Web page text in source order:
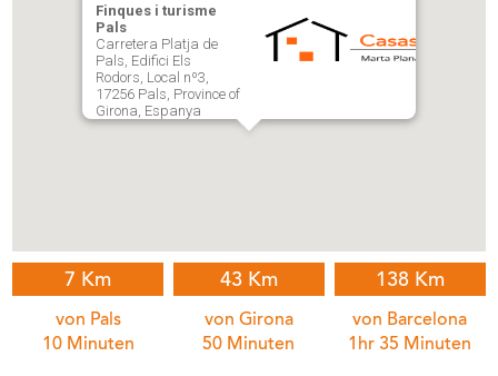
Finques i turisme
Pals
Carretera Platja de
Pals, Edifici Els
Rodors, Local nº3,
17256 Pals, Province of
Girona, Espanya
7 Km
von Pals
10 Minuten
43 Km
von Girona
50 Minuten
138 Km
von Barcelona
1hr 35 Minuten